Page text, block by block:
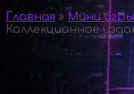
Главная » Мини игры
Коллекционное